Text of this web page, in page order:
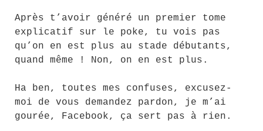
Après t’avoir généré un premier tome
explicatif sur le poke, tu vois pas
qu’on en est plus au stade débutants,
quand même ! Non, on en est plus.
Ha ben, toutes mes confuses, excusez-
moi de vous demandez pardon, je m’ai
gourée, Facebook, ça sert pas à rien.